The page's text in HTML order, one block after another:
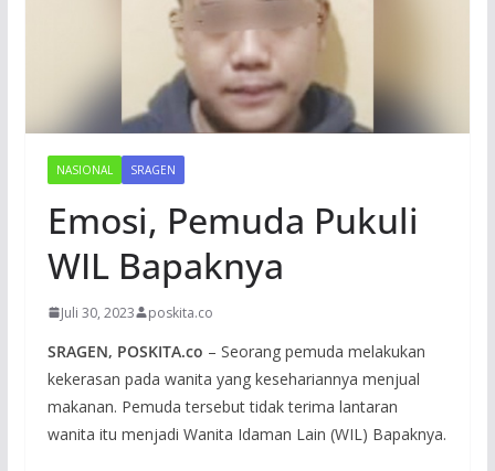
NASIONAL SRAGEN
Emosi, Pemuda Pukuli
WIL Bapaknya
Juli 30, 2023 poskita.co
SRAGEN, POSKITA.co – Seorang pemuda melakukan
kekerasan pada wanita yang kesehariannya menjual
makanan. Pemuda tersebut tidak terima lantaran
wanita itu menjadi Wanita Idaman Lain (WIL) Bapaknya.